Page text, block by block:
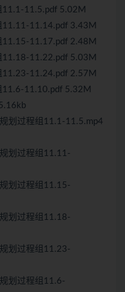
11.1-11.5.pdf 5.02M
11.11-11.14.pdf 3.43M
11.15-11.17.pdf 2.48M
11.18-11.22.pdf 5.03M
11.23-11.24.pdf 2.57M
11.6-11.10.pdf 5.32M
划过程组11.1-11.5.mp4
划过程组11.11-
划过程组11.15-
划过程组11.18-
划过程组11.23-
划过程组11.6-